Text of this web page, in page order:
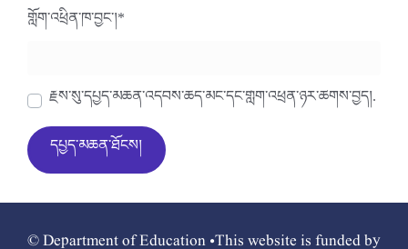
གློག་འཕྲིན་ཁ་བྱང་།*
རྗེས་སུ་དཔྱད་མཆན་འདེབས་ཆེད་མིང་དང་གློག་འཕྲིན་ཉར་ཚགས་བྱེད།.
© Department of Education •This website is funded by